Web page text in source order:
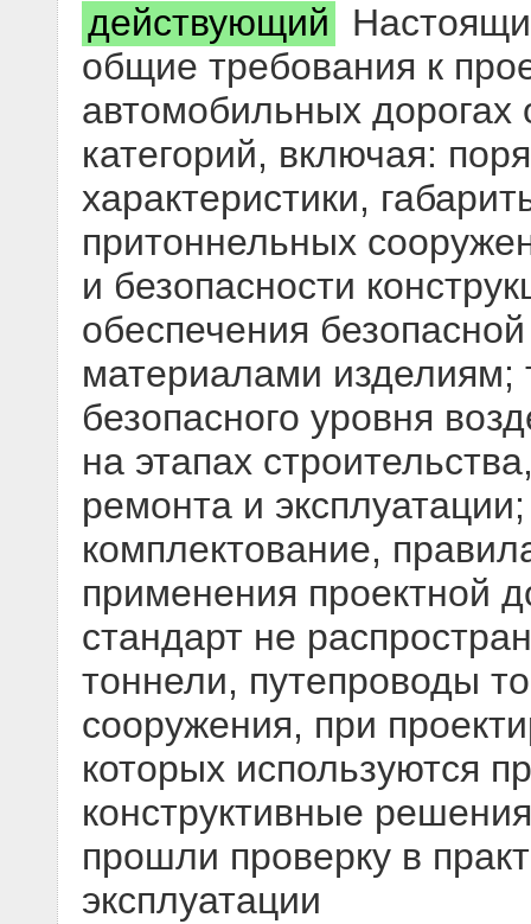
действующий
общие требования к
автомобильных дорогах
категорий, включая:
характеристики,
притоннельных
и безопасности
обеспечения
материалами изделиям;
безопасного уровня
на этапах
ремонта и
комплектование,
применения проектной
стандарт не
тоннели, путепроводы
сооружения, при
которых используются
конструктивные
прошли проверку в
эксплуатации